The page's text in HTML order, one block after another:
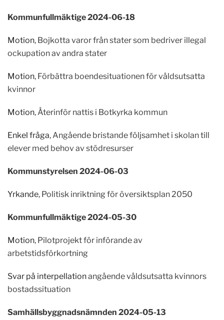
Kommunfullmäktige 2024-06-18
Motion, Bojkotta varor från stater som bedriver illegal
ockupation av andra stater
Motion, Förbättra boendesituationen för våldsutsatta
kvinnor
Motion, Återinför nattis i Botkyrka kommun
Enkel fråga, Angående bristande följsamhet i skolan till
elever med behov av stödresurser
Kommunstyrelsen 2024-06-03
Yrkande, Politisk inriktning för översiktsplan 2050
Kommunfullmäktige 2024-05-30
Motion, Pilotprojekt för införande av
arbetstidsförkortning
Svar på interpellationangående våldsutsatta kvinnors
bostadssituation
Samhällsbyggnadsnämnden 2024-05-13